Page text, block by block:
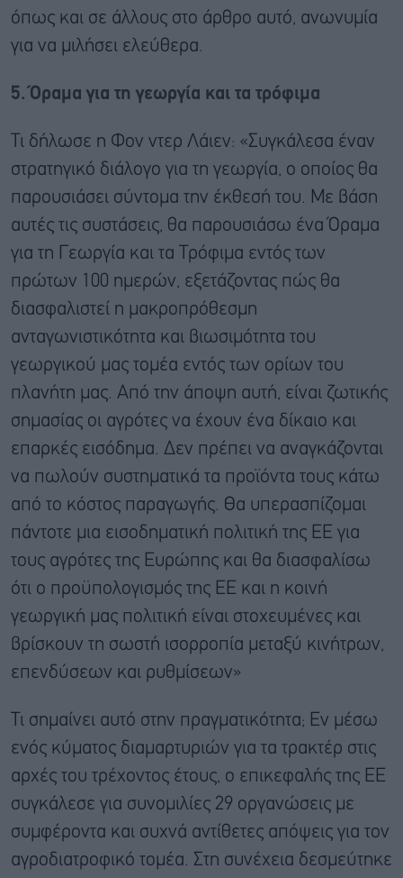
όπως και σε άλλους στο άρθρο αυτό, ανωνυμία
για να μιλήσει ελεύθερα.
5. Όραμα για τη γεωργία και τα τρόφιμα
Τι δήλωσε η Φον ντερ Λάιεν: «Συγκάλεσα έναν
στρατηγικό διάλογο για τη γεωργία, ο οποίος θα
παρουσιάσει σύντομα την έκθεσή του. Με βάση
αυτές τις συστάσεις, θα παρουσιάσω ένα Όραμα
για τη Γεωργία και τα Τρόφιμα εντός των
πρώτων 100 ημερών, εξετάζοντας πώς θα
διασφαλιστεί η μακροπρόθεσμη
ανταγωνιστικότητα και βιωσιμότητα του
γεωργικού μας τομέα εντός των ορίων του
πλανήτη μας. Από την άποψη αυτή, είναι ζωτικής
σημασίας οι αγρότες να έχουν ένα δίκαιο και
επαρκές εισόδημα. Δεν πρέπει να αναγκάζονται
να πωλούν συστηματικά τα προϊόντα τους κάτω
από το κόστος παραγωγής. Θα υπερασπίζομαι
πάντοτε μια εισοδηματική πολιτική της ΕΕ για
τους αγρότες της Ευρώπης και θα διασφαλίσω
ότι ο προϋπολογισμός της ΕΕ και η κοινή
γεωργική μας πολιτική είναι στοχευμένες και
βρίσκουν τη σωστή ισορροπία μεταξύ κινήτρων,
επενδύσεων και ρυθμίσεων»
Τι σημαίνει αυτό στην πραγματικότητα; Εν μέσω
ενός κύματος διαμαρτυριών για τα τρακτέρ στις
αρχές του τρέχοντος έτους, ο επικεφαλής της ΕΕ
συγκάλεσε για συνομιλίες 29 οργανώσεις με
συμφέροντα και συχνά αντίθετες απόψεις για τον
αγροδιατροφικό τομέα. Στη συνέχεια δεσμεύτηκε